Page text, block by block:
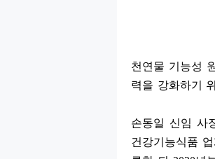
천연물 기능성
력을 강화하기
손동일 신임 사
건강기능식품 업